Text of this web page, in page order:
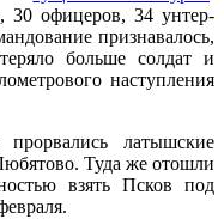
30 офицеров, 34 унтер-
признавалось,
больше солдат и
наступления
латышские
Туда же отошли
взять Псков под